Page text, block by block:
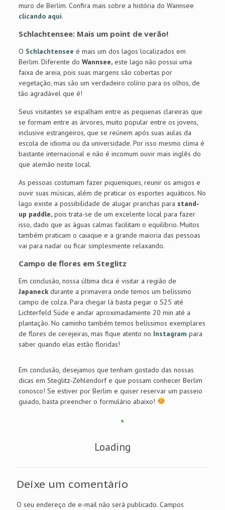
muro de Berlim. Confira mais sobre a história do Wannsee
clicando aqui.
Schlachtensee: Mais um point de verão!
O Schlachtensee é mais um dos lagos localizados em
Berlim. Diferente do Wannsee,este lago não possui uma
faixa de areia, pois suas margens são cobertas por
vegetação, mas são um verdadeiro colírio para os olhos, de
tão agradável que é!
Seus visitantes se espalham entre as pequenas clareiras que
se formam entre as árvores, muito popular entre os jovens,
inclusive estrangeiros, que se reúnem após suas aulas da
escola de idioma ou da universidade. Por isso mesmo clima é
bastante internacional e não é incomum ouvir mais inglês do
que alemão neste local.
As pessoas costumam fazer piqueniques, reunir os amigos e
ouvir suas músicas, além de praticar os esportes aquáticos. No
lago existe a possibilidade de alugar pranchas para stand-
up paddle,pois trata-se de um excelente local para fazer
isso, dado que as águas calmas facilitam o equilíbrio. Muitos
também praticam o caiaque e a grande maioria das pessoas
vai para nadar ou ficar simplesmente relaxando.
Campo de flores em Steglitz
Em conclusão, nossa última dica é visitar a região de
Japaneckdurante a primavera onde temos um belíssimo
campo de colza. Para chegar lá basta pegar o S25 até
Lichterfeld Süde e andar aproximadamente 20 min até a
plantação. No caminho também temos belíssimos exemplares
de flores de cerejeiras, mas fique atento no Instagram para
saber quando elas estão floridas!
Em conclusão, desejamos que tenham gostado das nossas
dicas em Steglitz-Zehlendorf e que possam conhecer Berlim
conosco! Se estiver por Berlim e quiser reservar um passeio
guiado, basta preencher o formulário abaixo!
Loading
Deixe um comentário
O seu endereço de e-mail não será publicado. Campos